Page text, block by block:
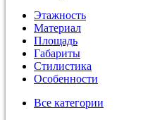
Этажность
Материал
Площадь
Габариты
Стилистика
Особенности
Все категории